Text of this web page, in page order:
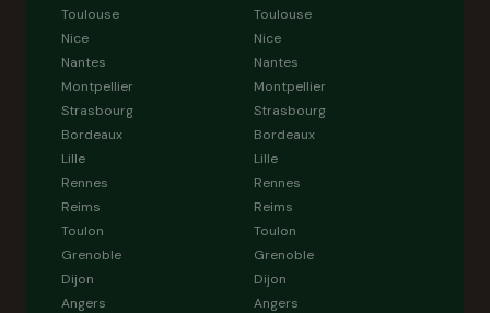
Toulouse
Nice
Nantes
Montpellier
Strasbourg
Bordeaux
Lille
Rennes
Reims
Toulon
Grenoble
Dijon
Angers
Toulouse
Nice
Nantes
Montpellier
Strasbourg
Bordeaux
Lille
Rennes
Reims
Toulon
Grenoble
Dijon
Angers